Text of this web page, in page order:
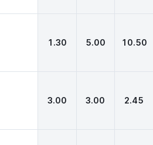
1.30 5.00 10.50
3.00 3.00 2.45